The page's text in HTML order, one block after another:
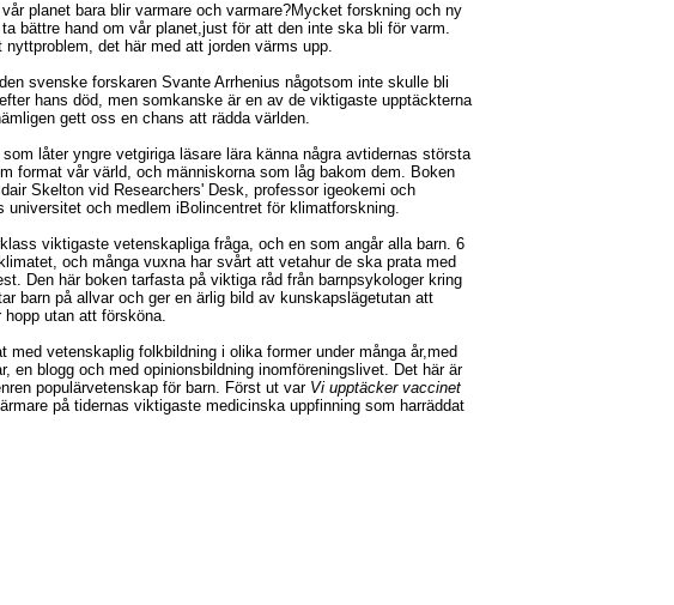
planet bara blir varmare och varmare?Mycket forskning och ny
bättre hand om vår planet,just för att den inte ska bli för varm.
det här med att jorden värms upp.
svenske forskaren Svante Arrhenius någotsom inte skulle bli
hans död, men somkanske är en av de viktigaste upptäckterna
gett oss en chans att rädda världen.
låter yngre vetgiriga läsare lära känna några avtidernas största
format vår värld, och människorna som låg bakom dem. Boken
Skelton vid Researchers' Desk, professor igeokemi och
universitet och medlem iBolincentret för klimatforskning.
viktigaste vetenskapliga fråga, och en som angår alla barn. 6
och många vuxna har svårt att vetahur de ska prata med
Den här boken tarfasta på viktiga råd från barnpsykologer kring
barn på allvar och ger en ärlig bild av kunskapslägetutan att
utan att försköna.
med vetenskaplig folkbildning i olika former under många år,med
en blogg och med opinionsbildning inomföreningslivet. Det här är
populärvetenskap för barn. Först ut var Vi upptäcker vaccinet
på tidernas viktigaste medicinska uppfinning som harräddat